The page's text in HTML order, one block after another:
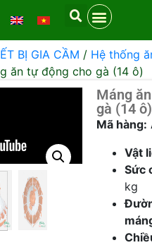
BỊ GIA CẦM / Hệ thống
ăn tự động cho gà (14 ô)
Máng
gà (14 ô)
Mã hàng:
Vật
Sức
kg